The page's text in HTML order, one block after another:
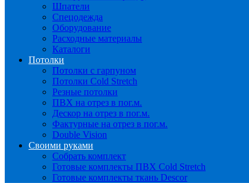
Шпатели
Спецодежда
Оборудование
Расходные материалы
Каталоги
Потолки
Потолки с гарпуном
Потолки Cold Stretch
Резные потолки
ПВХ на отрез в пог.м.
Дескор на отрез в пог.м.
Фактурные на отрез в пог.м.
Double Vision
Своими руками
Собрать комплект
Готовые комплекты ПВХ Cold Stretch
Готовые комплекты ткань Descor